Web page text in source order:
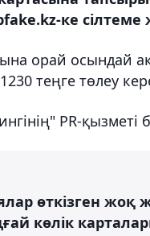
ке сілтеме
орай осындай
теңге төлеу
PR-қызметі
өткізген жоқ
көлік